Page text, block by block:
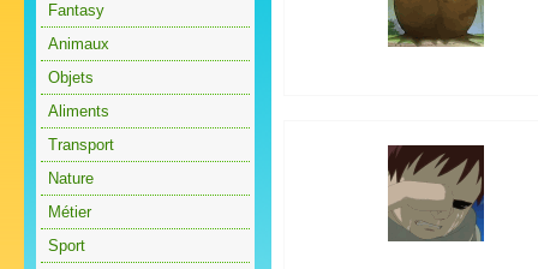
Fantasy
Animaux
Objets
Aliments
Transport
Nature
Métier
Sport